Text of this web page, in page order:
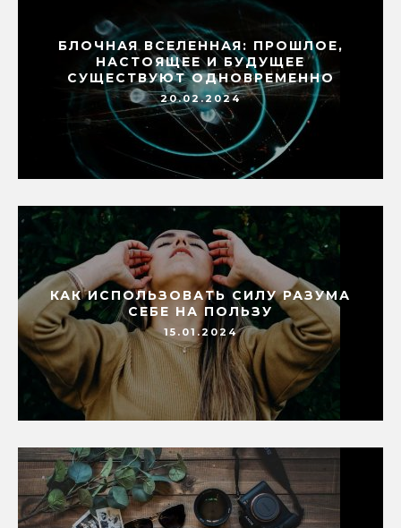
БЛОЧНАЯ ВСЕЛЕННАЯ: ПРОШЛОЕ,
НАСТОЯЩЕЕ И БУДУЩЕЕ
СУЩЕСТВУЮТ ОДНОВРЕМЕННО
20.02.2024
КАК ИСПОЛЬЗОВАТЬ СИЛУ РАЗУМА
СЕБЕ НА ПОЛЬЗУ
15.01.2024